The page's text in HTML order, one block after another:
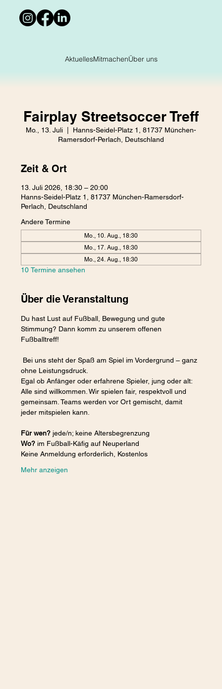
AktuellesMitmachenÜber uns
Fairplay Streetsoccer Treff
Mo., 13. Juli
  |
Hanns-Seidel-Platz 1, 81737 München-
Ramersdorf-Perlach, Deutschland
Zeit & Ort
13. Juli 2026, 18:30 – 20:00
Hanns-Seidel-Platz 1, 81737 München-Ramersdorf-
Perlach, Deutschland
Andere Termine
Mo., 10. Aug., 18:30
Mo., 17. Aug., 18:30
Mo., 24. Aug., 18:30
10 Termine ansehen
Über die Veranstaltung
Du hast Lust auf Fußball, Bewegung und gute
Stimmung? Dann komm zu unserem offenen
Fußballtreff!
ohne Leistungsdruck.
Egal ob Anfänger oder erfahrene Spieler, jung oder alt:
Alle sind willkommen. Wir spielen fair, respektvoll und
gemeinsam. Teams werden vor Ort gemischt, damit
jeder mitspielen kann.
Für wen? jede/n; keine Altersbegrenzung
Wo? im Fußball-Käfig auf Neuperland
Keine Anmeldung erforderlich, Kostenlos
Mehr anzeigen